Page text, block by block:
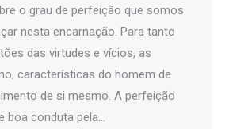
o grau de perfeição que somos
nesta encarnação. Para tanto
das virtudes e vícios, as
características do homem de
de si mesmo. A perfeição
boa conduta pela…